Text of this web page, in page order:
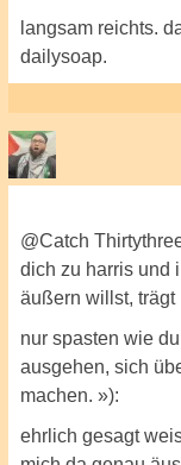
langsam reichts.
dailysoap.
@Catch
dich zu harris und
äußern willst,
nur spasten wie
ausgehen, sich
machen. »):
ehrlich gesagt